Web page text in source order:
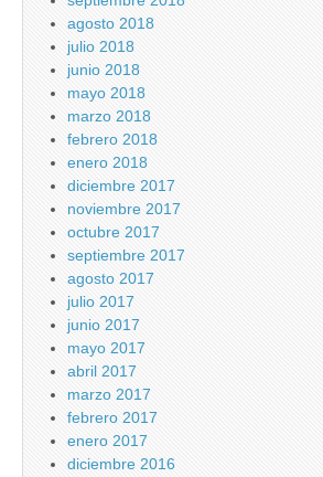
agosto 2018
julio 2018
junio 2018
mayo 2018
marzo 2018
febrero 2018
enero 2018
diciembre 2017
noviembre 2017
octubre 2017
septiembre 2017
agosto 2017
julio 2017
junio 2017
mayo 2017
abril 2017
marzo 2017
febrero 2017
enero 2017
diciembre 2016